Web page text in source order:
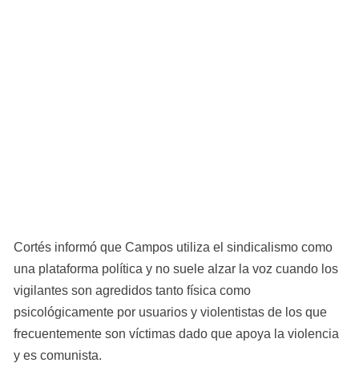
Cortés informó que Campos utiliza el sindicalismo como
una plataforma política y no suele alzar la voz cuando los
vigilantes son agredidos tanto física como
psicológicamente por usuarios y violentistas de los que
frecuentemente son víctimas dado que apoya la violencia
y es comunista.